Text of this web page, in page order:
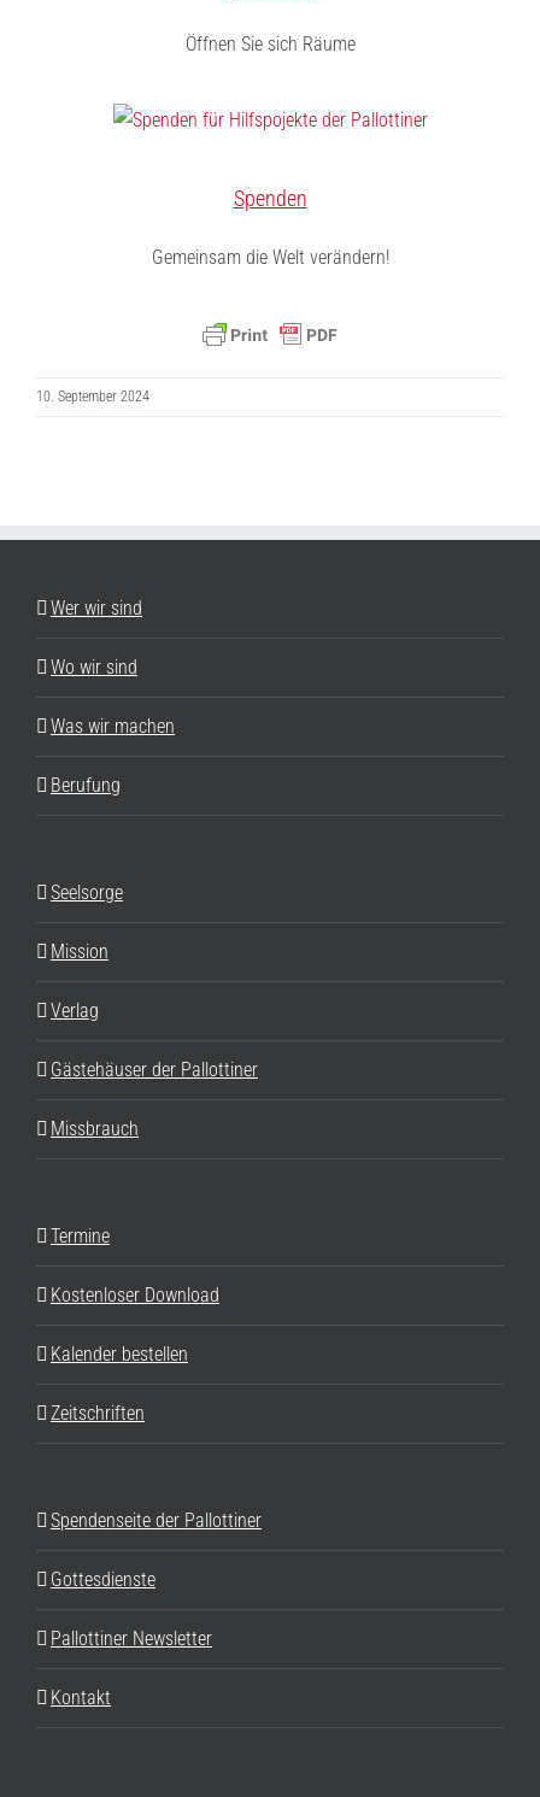
Öffnen Sie sich Räume
Spenden
Gemeinsam die Welt verändern!
10. September 2024
Wer wir sind
Wo wir sind
Was wir machen
Berufung
Seelsorge
Mission
Verlag
Gästehäuser der Pallottiner
Missbrauch
Termine
Kostenloser Download
Kalender bestellen
Zeitschriften
Spendenseite der Pallottiner
Gottesdienste
Pallottiner Newsletter
Kontakt